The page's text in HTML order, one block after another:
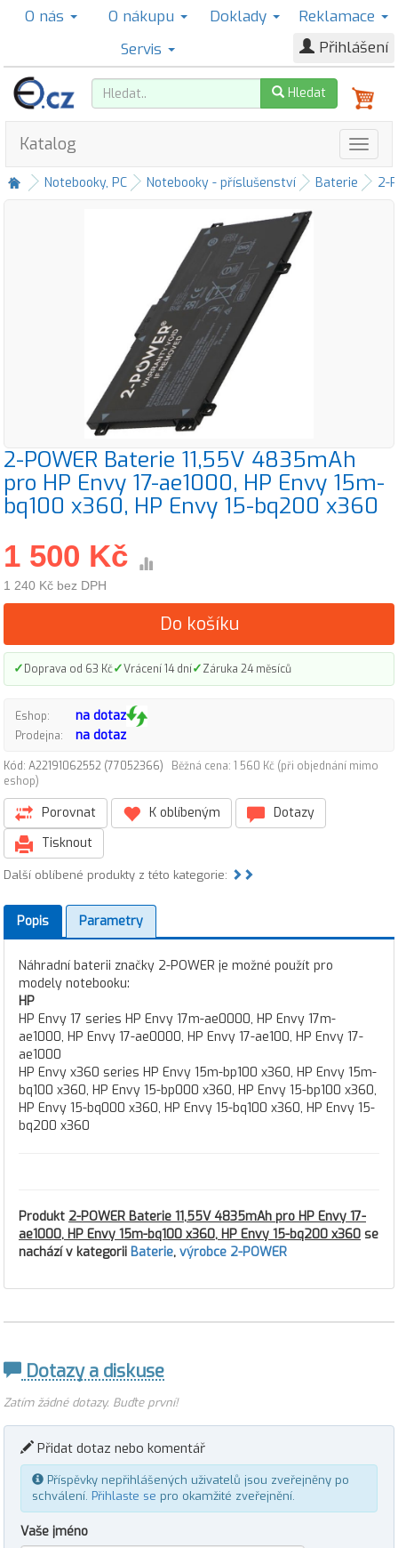
O nás O nákupu Doklady
Reklamace
Servis
Přihlášení
Hledat
Katalog
Notebooky, PC Notebooky - příslušenství Baterie 2-
2-POWER Baterie 11,55V 4835mAh
pro HP Envy 17-ae1000, HP Envy 15m-
bq100 x360, HP Envy 15-bq200 x360
1 500 Kč
1 240 Kč bez DPH
Do košíku
✓Doprava od 63 Kč✓Vrácení 14 dní✓Záruka 24 měsíců
Eshop: na dotaz
Prodejna: na dotaz
Kód: A22191062552 (77052366)
Běžná cena: 1 560 Kč (při objednání mimo
eshop)
Porovnat K oblíbeným
Dotazy
Tisknout
Další oblíbené produkty z této kategorie:
Popis Parametry
Náhradní baterii značky 2-POWER je možné použít pro
modely notebooku:
HP
HP Envy 17 series HP Envy 17m-ae0000, HP Envy 17m-
ae1000, HP Envy 17-ae0000, HP Envy 17-ae100, HP Envy 17-
ae1000
HP Envy x360 series HP Envy 15m-bp100 x360, HP Envy 15m-
bq100 x360, HP Envy 15-bp000 x360, HP Envy 15-bp100 x360,
HP Envy 15-bq000 x360, HP Envy 15-bq100 x360, HP Envy 15-
bq200 x360
Produkt 2-POWER Baterie 11,55V 4835mAh pro HP Envy 17-
ae1000, HP Envy 15m-bq100 x360, HP Envy 15-bq200 x360 se
nachází v kategorii Baterie, výrobce 2-POWER
Dotazy a diskuse
Zatím žádné dotazy. Buďte první!
Přidat dotaz nebo komentář
Příspěvky nepřihlášených uživatelů jsou zveřejněny po
schválení. Přihlaste se pro okamžité zveřejnění.
Vaše jméno